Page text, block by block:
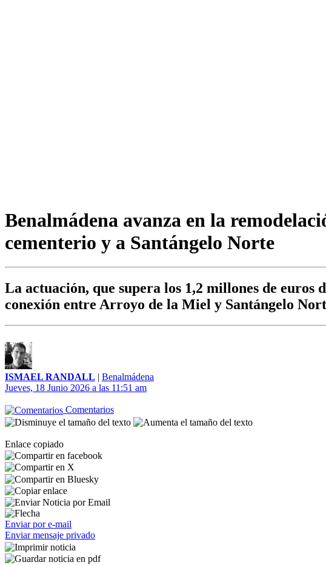
Benalmádena avanza en la
cementerio y a Santángelo Norte
La actuación, que supera los 1,2 millones de
conexión entre Arroyo de la Miel y Santángelo
ISMAEL RANDALL | Benalmádena
Jueves, 18 Junio 2026 a las 11:51 am
Comentarios
Enlace copiado
Enviar por e-mail
Enviar mensaje privado